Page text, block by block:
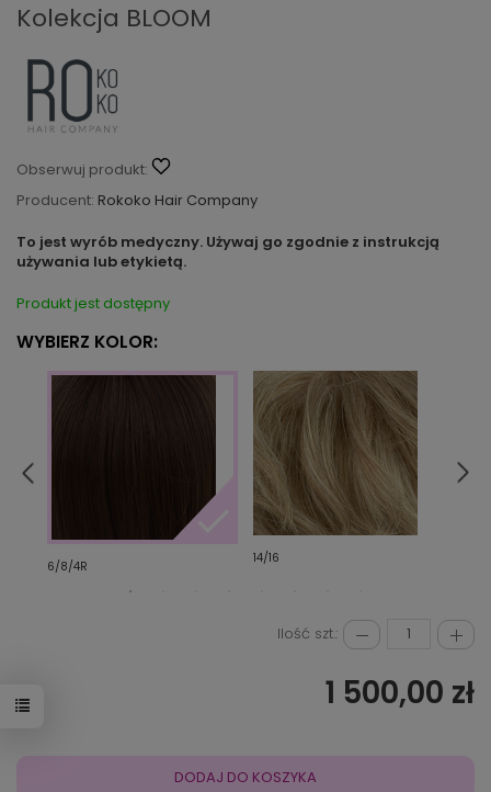
Kolekcja BLOOM
Obserwuj produkt:
Producent: Rokoko Hair Company
To jest wyrób medyczny. Używaj go zgodnie z instrukcją
używania lub etykietą.
Produkt jest dostępny
WYBIERZ KOLOR:
6/8/4R
14/16
Ilość szt.:
1 500,00 zł
DODAJ DO KOSZYKA